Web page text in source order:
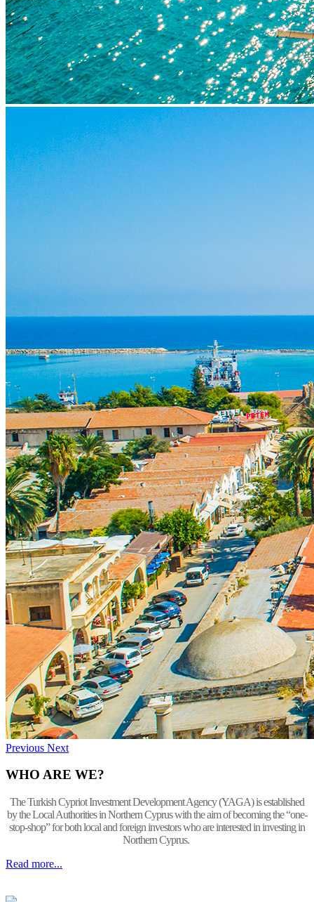
Previous Next
WHO ARE WE?
The Turkish Cypriot Investment Development Agency (YAGA) is established
by the Local Authorities in Northern Cyprus with the aim of becoming the “one-
stop-shop” for both local and foreign investors who are interested in investing in
Northern Cyprus.
Read more...